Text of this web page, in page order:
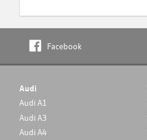
Facebook
Audi
Audi A1
Audi A3
Audi A4